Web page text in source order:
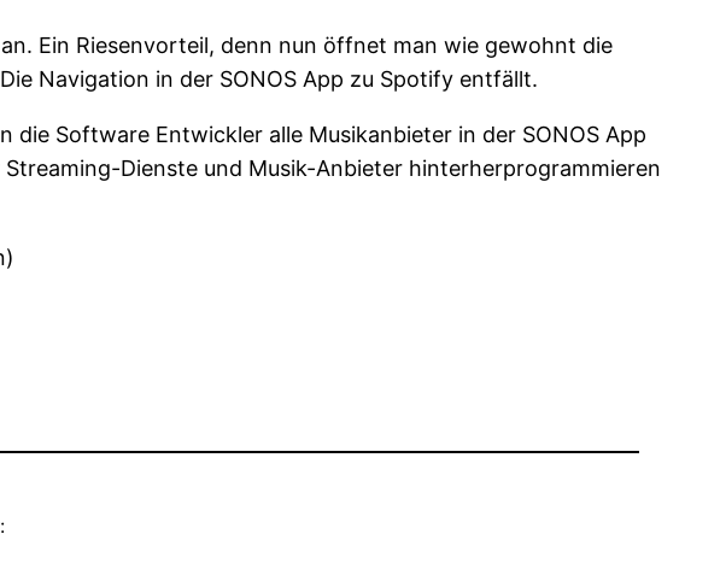
Ein Riesenvorteil, denn nun öffnet man wie gewohnt die
Navigation in der SONOS App zu Spotify entfällt.
Software Entwickler alle Musikanbieter in der SONOS App
Dienste und Musik-Anbieter hinterherprogrammieren